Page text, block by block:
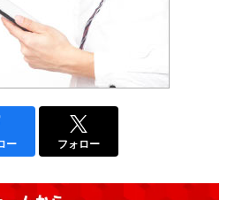
ー フォロー